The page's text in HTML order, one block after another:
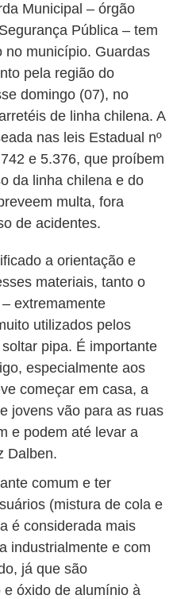
Municipal – órgão
Pública – tem
no município. Guardas
pela região do
domingo (07), no
de linha chilena. A
nas leis Estadual nº
e 5.376, que proíbem
da linha chilena e do
multa, fora
de acidentes.
a orientação e
materiais, tanto o
extremamente
utilizados pelos
pipa. É importante
especialmente aos
começar em casa, a
jovens vão para as ruas
e podem até levar a
Dalben.
comum e ter
(mistura de cola e
é considerada mais
industrialmente e com
já que são
óxido de alumínio à